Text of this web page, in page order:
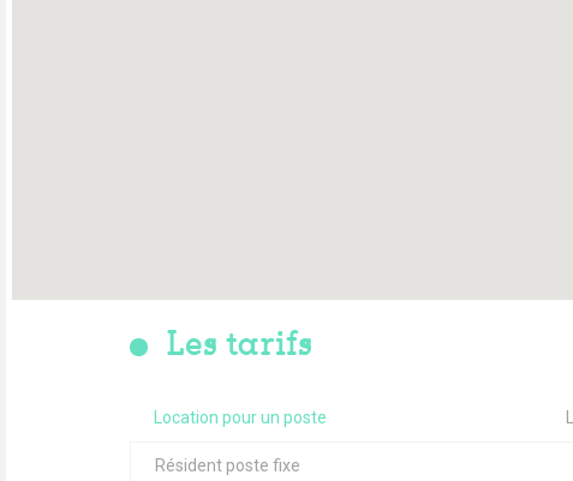
Les tarifs
Location pour un poste
Résident poste fixe